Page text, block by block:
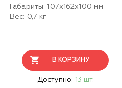
Габариты: 107х162х100 мм
Вес: 0,7 кг
В КОРЗИНУ
Доступно: 13 шт.